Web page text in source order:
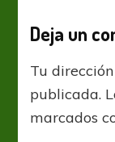
Deja un
Tu
publicada.
marcados